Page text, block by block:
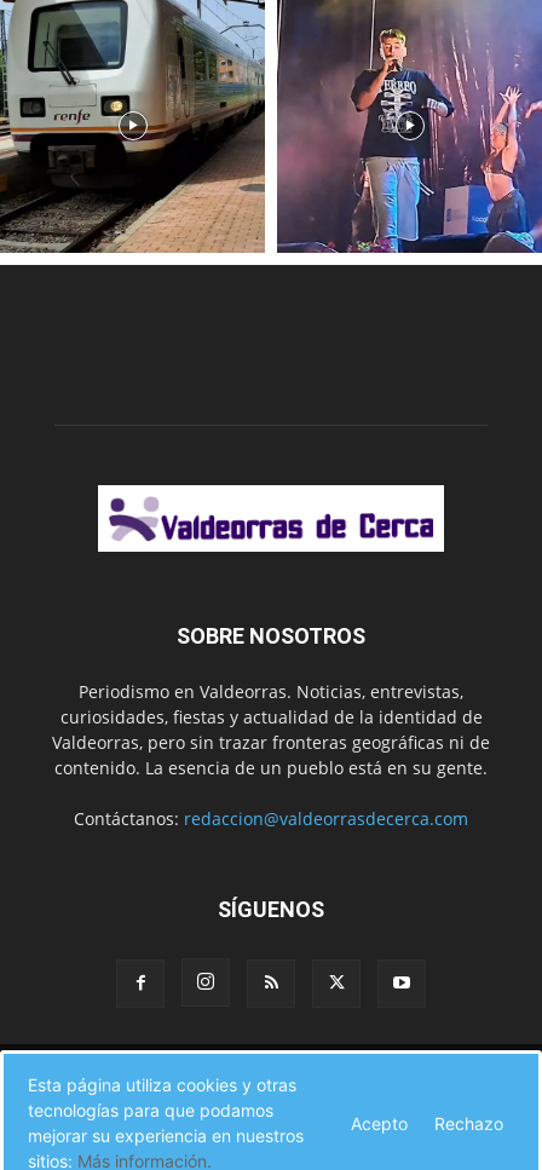
SOBRE NOSOTROS
Periodismo en Valdeorras. Noticias, entrevistas,
curiosidades, fiestas y actualidad de la identidad de
Valdeorras, pero sin trazar fronteras geográficas ni de
contenido. La esencia de un pueblo está en su gente.
Contáctanos: redaccion@valdeorrasdecerca.com
SÍGUENOS
A pie de calle
Fiestas Eventos Cultura
CAMINO DE INVIERNO
Agenda Comercial Sucesos Contacto
Esta página utiliza cookies y otras
tecnologías para que podamos
mejorar su experiencia en nuestros
sitios: Más información.
Acepto Rechazo